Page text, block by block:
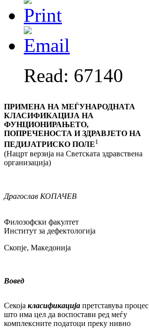
Read: 67140
ПРИМЕНА НА МЕЃУНАРОДНАТА
КЛАСИФИКАЦИЈА НА
ФУНЦИОНИРАЊЕТО,
ПОПРЕЧЕНОСТА И ЗДРАВЈЕТО НА
ПЕДИЈАТРИСКО ПОЛЕ1
(Нацрт верзија на Светската здравствена
организација)
Драгослав КОПАЧЕВ
Филозофски факултет
Институт за дефектологија
Скопје, Македонија
Вовед
Секоја класификација претставува процес
што има цел да воспостави ред меѓу
комплексните податоци преку нивно